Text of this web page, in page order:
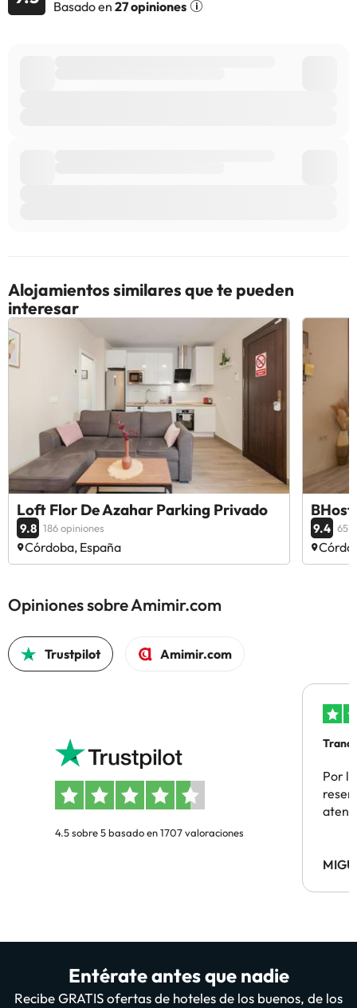
Basado en 27 opiniones
Alojamientos similares que te pueden
interesar
Loft Flor De Azahar Parking Privado
9.8 186 opiniones
Córdoba, España
9.4 65
Opiniones sobre Amimir.com
Trustpilot Amimir.com
4.5 sobre 5 basado en 1707 valoraciones
Por
Entérate antes que nadie
Recibe GRATIS ofertas de hoteles de los buenos, de los